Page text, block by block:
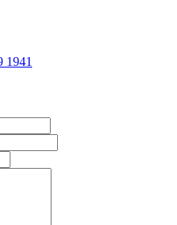
1941